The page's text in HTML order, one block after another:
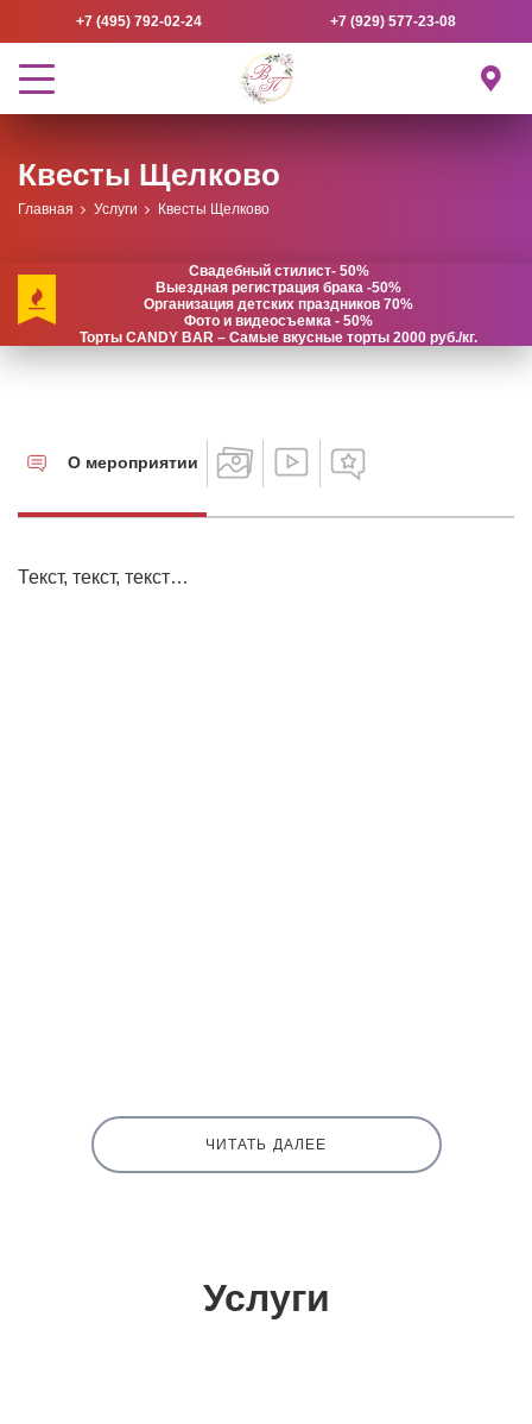
+7 (495) 792-02-24 +7 (929) 577-23-08
Квесты Щелково
Главная Услуги Квесты Щелково
Свадебный стилист- 50%
Выездная регистрация брака -50%
Организация детских праздников 70%
Фото и видеосъемка - 50%
Торты CANDY BAR – Самые вкусные торты 2000 руб./кг.
О мероприятии
Текст, текст, текст…
ЧИТАТЬ ДАЛЕЕ
Услуги